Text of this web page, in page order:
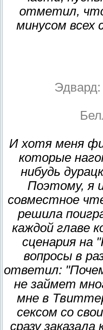
отметил, что
минусом всех
И хотя меня
которые
нибудь
Поэтому, я
совместное
решила
каждой главе
сценария на
вопросы в
ответил:
не займет
мне в
сексом со
сразу